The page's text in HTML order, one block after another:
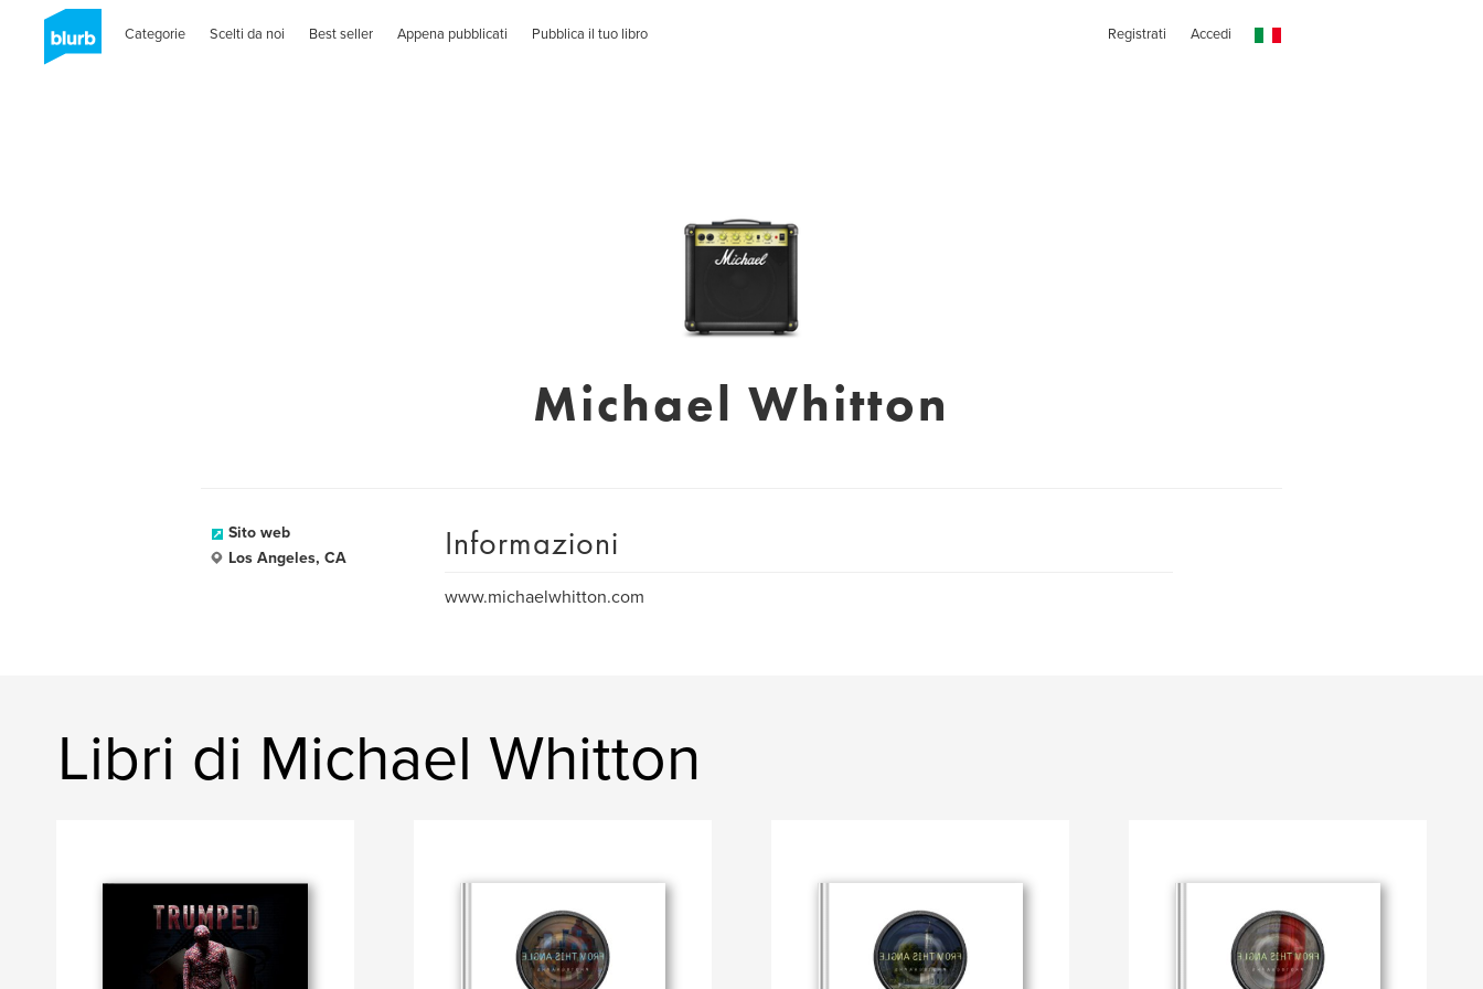
Categorie Scelti da noi Best seller Appena pubblicati Pubblica il tuo libro Registrati Accedi
Michael Whitton
Sito web
Los Angeles, CA
Informazioni
www.michaelwhitton.com
Libri di Michael Whitton